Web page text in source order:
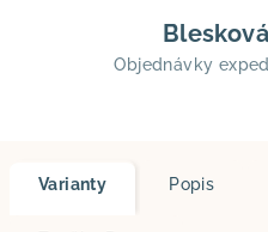
Objednávky
Varianty Popis